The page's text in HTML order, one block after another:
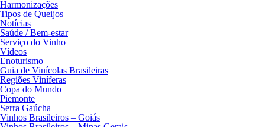
Harmonizações
Tipos de Queijos
Notícias
Saúde / Bem-estar
Serviço do Vinho
Vídeos
Enoturismo
Guia de Vinícolas Brasileiras
Regiões Viníferas
Copa do Mundo
Piemonte
Serra Gaúcha
Vinhos Brasileiros – Goiás